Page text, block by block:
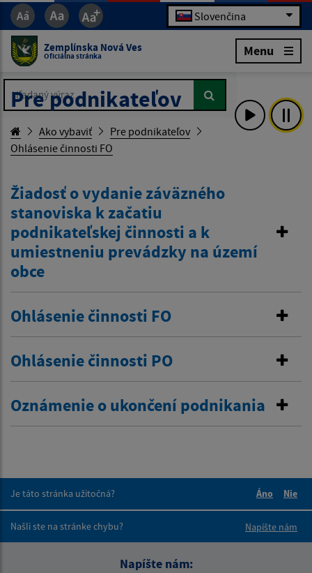
Slovenčina
Zemplínska Nová Ves
Oficiálna stránka Menu
Hľadaný výraz...
Hľadaný výraz...
Pre podnikateľov
Ako vybaviť
Pre podnikateľov
Ohlásenie činnosti FO
Žiadosť o vydanie záväzného
stanoviska k začatiu
podnikateľskej činnosti a k
umiestneniu prevádzky na území
obce
Ohlásenie činnosti FO
Ohlásenie činnosti PO
Oznámenie o ukončení podnikania
Je táto stránka užitočná?
Áno
Nie
Našli ste na stránke chybu?
Napíšte nám
Napíšte nám: